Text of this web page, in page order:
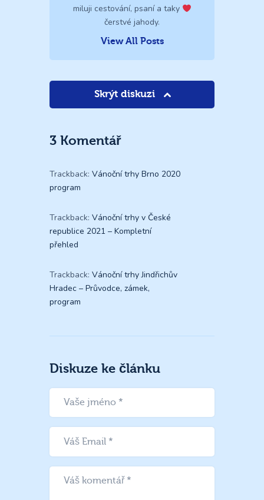
miluji cestování, psaní a taky
čerstvé jahody.
View All Posts
Skrýt diskuzi
3 Komentář
Trackback: Vánoční trhy Brno 2020
program
Trackback: Vánoční trhy v České
republice 2021 – Kompletní
přehled
Trackback: Vánoční trhy Jindřichův
Hradec – Průvodce, zámek,
program
Diskuze ke článku